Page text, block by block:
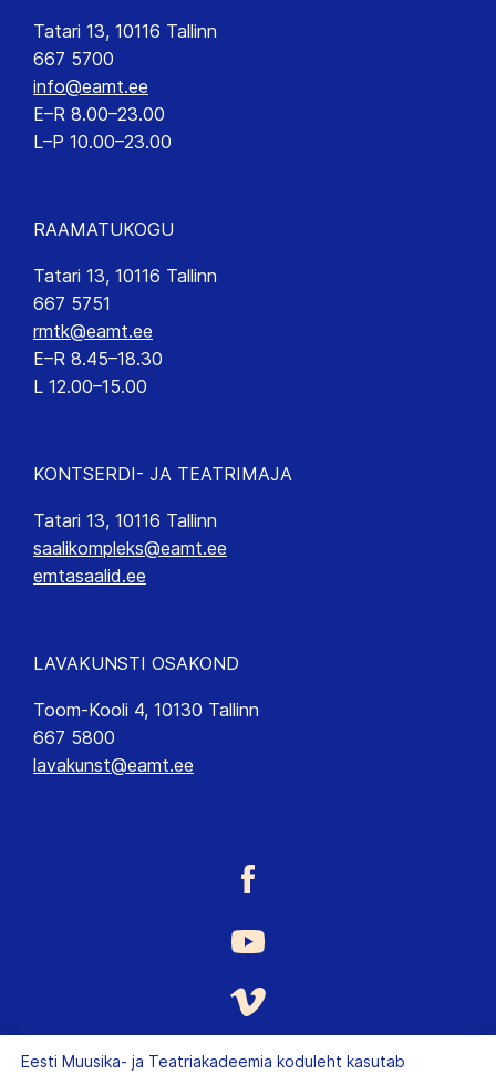
Tatari 13, 10116 Tallinn
667 5700
info@eamt.ee
E–R 8.00–23.00
L–P 10.00–23.00
RAAMATUKOGU
Tatari 13, 10116 Tallinn
667 5751
rmtk@eamt.ee
E–R 8.45–18.30
L 12.00–15.00
KONTSERDI- JA TEATRIMAJA
Tatari 13, 10116 Tallinn
saalikompleks@eamt.ee
emtasaalid.ee
LAVAKUNSTI OSAKOND
Toom-Kooli 4, 10130 Tallinn
667 5800
lavakunst@eamt.ee
Eesti Muusika- ja Teatriakadeemia koduleht kasutab